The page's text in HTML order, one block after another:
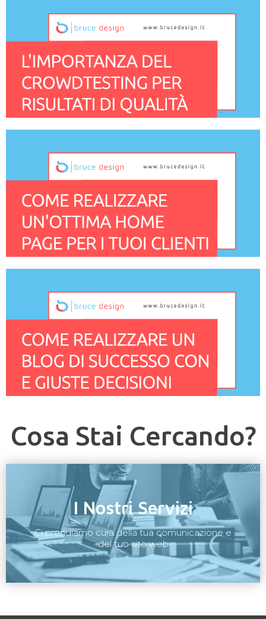
Cosa Stai Cercando?
I Nostri Servizi
Ci prendiamo cura della tua comunicazione e
del tuo sito web